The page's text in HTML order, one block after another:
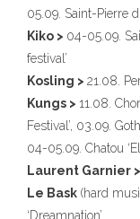
05.09. Saint-Pierre
Kiko > 04-05.09.
festival’
Kosling > 21.08.
Kungs > 11.08.
Festival’, 03.09.
04-05.09. Chatou
Laurent Garnier >
Le Bask (hard
‘Dreamnation’